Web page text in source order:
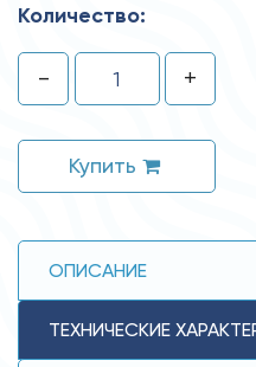
Количество:
- +
Купить
ОПИСАНИЕ
ТЕХНИЧЕСКИЕ